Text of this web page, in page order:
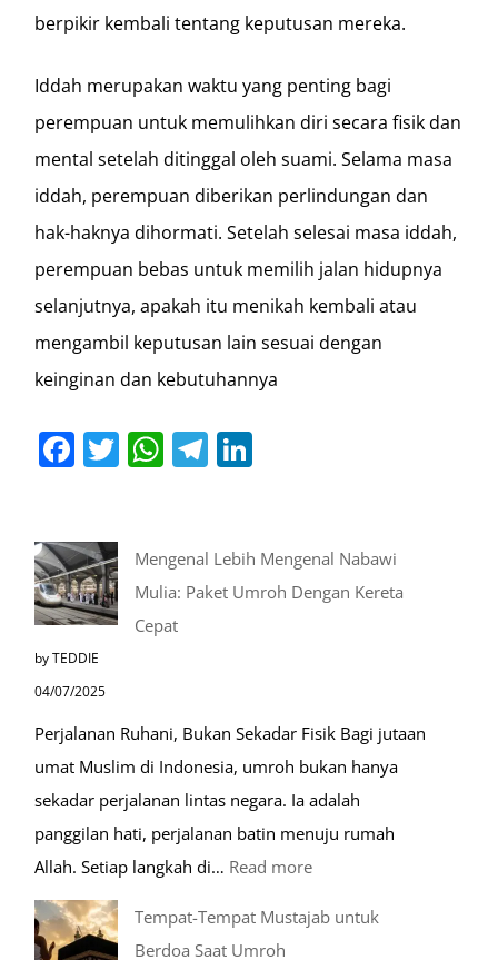
berpikir kembali tentang keputusan mereka.
Iddah merupakan waktu yang penting bagi
perempuan untuk memulihkan diri secara fisik dan
mental setelah ditinggal oleh suami. Selama masa
iddah, perempuan diberikan perlindungan dan
hak-haknya dihormati. Setelah selesai masa iddah,
perempuan bebas untuk memilih jalan hidupnya
selanjutnya, apakah itu menikah kembali atau
mengambil keputusan lain sesuai dengan
keinginan dan kebutuhannya
Facebook
Twitter
WhatsApp
Telegram
Mengenal Lebih Mengenal Nabawi
Mulia: Paket Umroh Dengan Kereta
Cepat
by TEDDIE
04/07/2025
Perjalanan Ruhani, Bukan Sekadar Fisik Bagi jutaan
umat Muslim di Indonesia, umroh bukan hanya
sekadar perjalanan lintas negara. Ia adalah
panggilan hati, perjalanan batin menuju rumah
Allah. Setiap langkah di… Read more:
Tempat-Tempat Mustajab untuk
Berdoa Saat Umroh